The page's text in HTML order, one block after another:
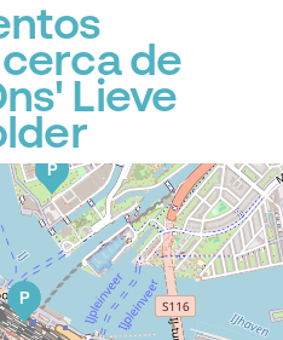
de
Lieve
P
P